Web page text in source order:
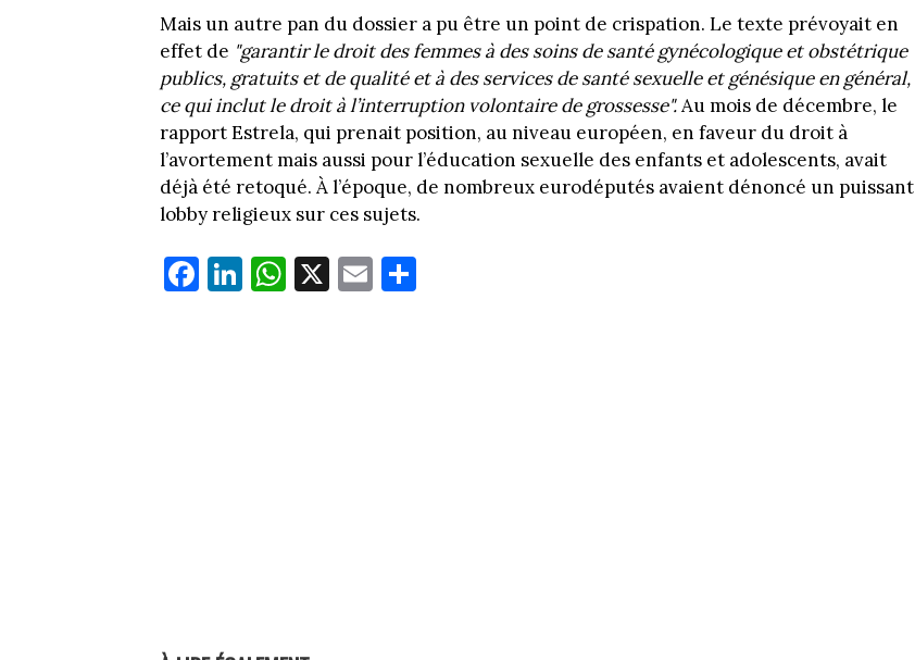
Mais un autre pan du dossier a pu être un point de crispation. Le texte prévoyait en
effet de "garantir le droit des femmes à des soins de santé gynécologique et obstétrique
publics, gratuits et de qualité et à des services de santé sexuelle et génésique en général,
ce qui inclut le droit à l’interruption volontaire de grossesse".Au mois de décembre, le
rapport Estrela, qui prenait position, au niveau européen, en faveur du droit à
l’avortement mais aussi pour l’éducation sexuelle des enfants et adolescents, avait
déjà été retoqué. À l’époque, de nombreux eurodéputés avaient dénoncé un puissant
lobby religieux sur ces sujets.
Fa
ce
Li
nk
W
ha
X E
m